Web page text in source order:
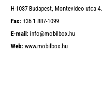
H-1037 Budapest, Montevideo utca 4.
Fax: +36 1 887-1099
E-mail: info@mobilbox.hu
Web: www.mobilbox.hu